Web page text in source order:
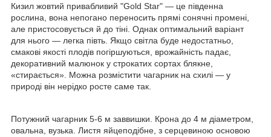
Кизил жовтий привабливий "Gold Star" — це південна
рослина, вона непогано переносить прямі сонячні промені,
але пристосовується й до тіні. Однак оптимальний варіант
для нього — легка півть. Якщо світла буде недостатньо,
смакові якості плодів погіршуються, врожайність падає,
декоративний малюнок у строкатих сортах блякне,
«стирається». Можна розмістити чагарник на схилі — у
природі він нерідко росте саме так.
Потужний чагарник 5-6 м заввишки. Крона до 4 м діаметром,
овальна, вузька. Листя яйцеподібне, з серцевиною основою